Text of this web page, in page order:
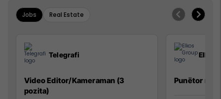
Jobs Real Estate
Telegrafi
Video Editor/Kameraman (3
pozita)
Elkos
Punëtor në